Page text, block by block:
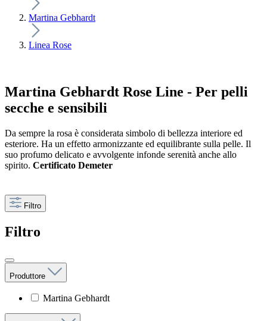
Martina Gebhardt
Linea Rose
Martina Gebhardt Rose Line - Per pelli
secche e sensibili
Da sempre la rosa è considerata simbolo di bellezza interiore ed
esteriore. Ha un effetto armonizzante ed equilibrante sulla pelle. Il
suo profumo delicato e avvolgente infonde serenità anche allo
spirito. Certificato Demeter
Filtro
Filtro
Produttore
Martina Gebhardt